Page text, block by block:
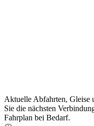
Aktuelle Abfahrten, Gleise
Sie die nächsten
Fahrplan bei Bedarf.